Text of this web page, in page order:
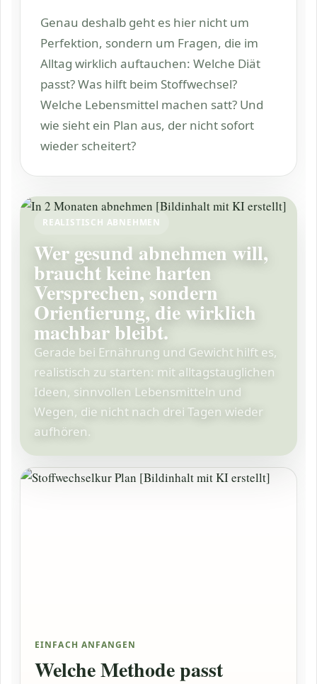
Genau deshalb geht es hier nicht um
Perfektion, sondern um Fragen, die im
Alltag wirklich auftauchen: Welche Diät
passt? Was hilft beim Stoffwechsel?
Welche Lebensmittel machen satt? Und
wie sieht ein Plan aus, der nicht sofort
wieder scheitert?
REALISTISCH ABNEHMEN
Wer gesund abnehmen will,
braucht keine harten
Versprechen, sondern
Orientierung, die wirklich
machbar bleibt.
Gerade bei Ernährung und Gewicht hilft es,
realistisch zu starten: mit alltagstauglichen
Ideen, sinnvollen Lebensmitteln und
Wegen, die nicht nach drei Tagen wieder
aufhören.
EINFACH ANFANGEN
Welche Methode passt